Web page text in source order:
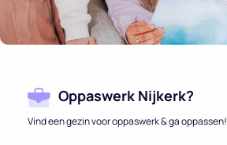
Oppaswerk Nijkerk?
Vind een gezin voor oppaswerk & ga oppassen!